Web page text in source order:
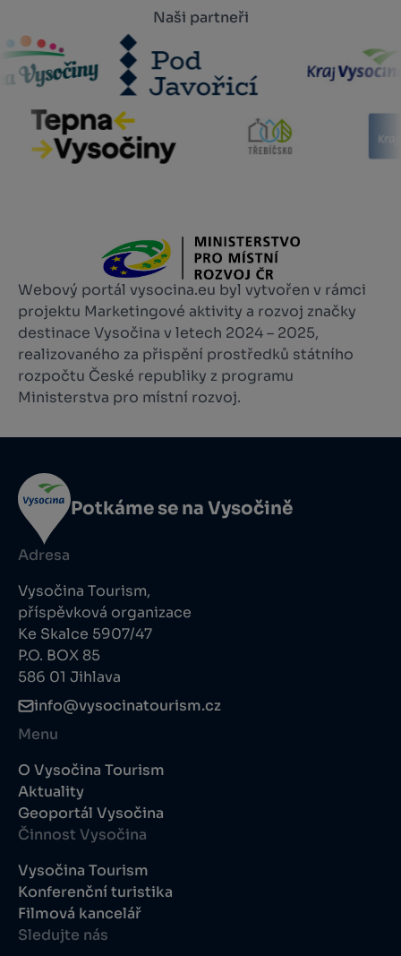
Naši partneři
Webový portál vysocina.eu byl vytvořen v rámci
projektu Marketingové aktivity a rozvoj značky
destinace Vysočina v letech 2024 – 2025,
realizovaného za přispění prostředků státního
rozpočtu České republiky z programu
Ministerstva pro místní rozvoj.
Potkáme se na Vysočině
Adresa
Vysočina Tourism,
příspěvková organizace
Ke Skalce 5907/47
P.O. BOX 85
586 01 Jihlava
info@vysocinatourism.cz
Menu
O Vysočina Tourism
Aktuality
Geoportál Vysočina
Činnost Vysočina
Vysočina Tourism
Konferenční turistika
Filmová kancelář
Sledujte nás